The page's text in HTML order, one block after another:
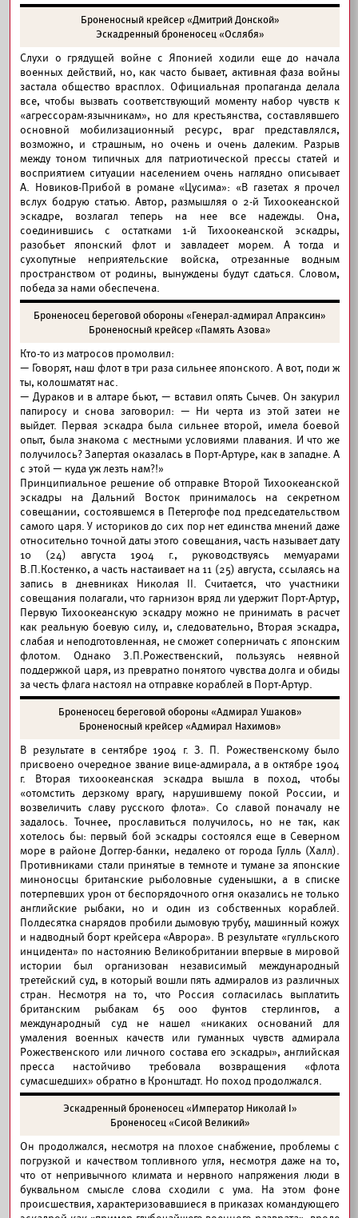
Броненосный крейсер «Дмитрий Донской»
Эскадренный броненосец «Ослябя»
Слухи о грядущей войне с Японией ходили еще до начала
военных действий, но, как часто бывает, активная фаза войны
застала общество врасплох. Официальная пропаганда делала
все, чтобы вызвать соответствующий моменту набор чувств к
«агрессорам-язычникам», но для крестьянства, составлявшего
основной мобилизационный ресурс, враг представлялся,
возможно, и страшным, но очень и очень далеким. Разрыв
между тоном типичных для патриотической прессы статей и
восприятием ситуации населением очень наглядно описывает
А. Новиков-Прибой в романе «Цусима»: «В газетах я прочел
вслух бодрую статью. Автор, размышляя о 2-й Тихоокеанской
эскадре, возлагал теперь на нее все надежды. Она,
соединившись с остатками 1-й Тихоокеанской эскадры,
разобьет японский флот и завладеет морем. А тогда и
сухопутные неприятельские войска, отрезанные водным
пространством от родины, вынуждены будут сдаться. Словом,
победа за нами обеспечена.
Броненосец береговой обороны «Генерал-адмирал Апраксин»
Броненосный крейсер «Память Азова»
Кто-то из матросов промолвил:
— Говорят, наш флот в три раза сильнее японского. А вот, поди ж
ты, колошматят нас.
— Дураков и в алтаре бьют, — вставил опять Сычев. Он закурил
папиросу и снова заговорил: — Ни черта из этой затеи не
выйдет. Первая эскадра была сильнее второй, имела боевой
опыт, была знакома с местными условиями плавания. И что же
получилось? Запертая оказалась в Порт-Артуре, как в западне. А
с этой — куда уж лезть нам?!»
Принципиальное решение об отправке Второй Тихоокеанской
эскадры на Дальний Восток принималось на секретном
совещании, состоявшемся в Петергофе под председательством
самого царя. У историков до сих пор нет единства мнений даже
относительно точной даты этого совещания, часть называет дату
10 (24) августа 1904 г., руководствуясь мемуарами
В.П.Костенко, а часть настаивает на 11 (25) августа, ссылаясь на
запись в дневниках Николая II. Считается, что участники
совещания полагали, что гарнизон вряд ли удержит Порт-Артур,
Первую Тихоокеанскую эскадру можно не принимать в расчет
как реальную боевую силу, и, следовательно, Вторая эскадра,
слабая и неподготовленная, не сможет соперничать с японским
флотом. Однако З.П.Рожественский, пользуясь неявной
поддержкой царя, из превратно понятого чувства долга и обиды
за честь флага настоял на отправке кораблей в Порт-Артур.
Броненосец береговой обороны «Адмирал Ушаков»
Броненосный крейсер «Адмирал Нахимов»
В результате в сентябре 1904 г. З. П. Рожественскому было
присвоено очередное звание вице-адмирала, а в октябре 1904
г. Вторая тихоокеанская эскадра вышла в поход, чтобы
«отомстить дерзкому врагу, нарушившему покой России, и
возвеличить славу русского флота». Со славой поначалу не
задалось. Точнее, прославиться получилось, но не так, как
хотелось бы: первый бой эскадры состоялся еще в Северном
море в районе Доггер-банки, недалеко от города Гулль (Халл).
Противниками стали принятые в темноте и тумане за японские
миноносцы британские рыболовные суденышки, а в списке
потерпевших урон от беспорядочного огня оказались не только
английские рыбаки, но и один из собственных кораблей.
Полдесятка снарядов пробили дымовую трубу, машинный кожух
и надводный борт крейсера «Аврора». В результате «гулльского
инцидента» по настоянию Великобритании впервые в мировой
истории был организован независимый международный
третейский суд, в который вошли пять адмиралов из различных
стран. Несмотря на то, что Россия согласилась выплатить
британским рыбакам 65 000 фунтов стерлингов, а
международный суд не нашел «никаких оснований для
умаления военных качеств или гуманных чувств адмирала
Рожественского или личного состава его эскадры», английская
пресса настойчиво требовала возвращения «флота
сумасшедших» обратно в Кронштадт. Но поход продолжался.
Эскадренный броненосец «Император Николай I»
Броненосец «Сисой Великий»
Он продолжался, несмотря на плохое снабжение, проблемы с
погрузкой и качеством топливного угля, несмотря даже на то,
что от непривычного климата и нервного напряжения люди в
буквальном смысле слова сходили с ума. На этом фоне
происшествия, характеризовавшиеся в приказах командующего